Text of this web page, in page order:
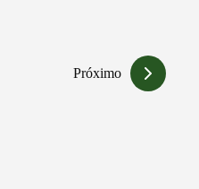
Próximo